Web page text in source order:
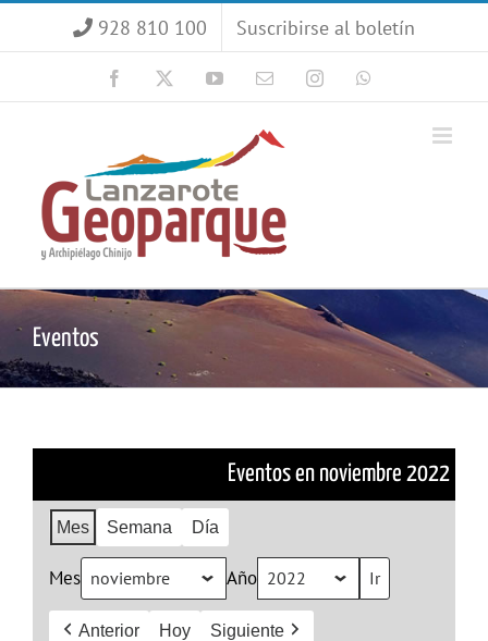
928 810 100 Suscribirse al boletín
Facebook YouTubeCorreoInstagram
Eventos
Eventos en noviembre 2022
Mes Semana Día
Mes Año
Anterior Hoy Siguiente